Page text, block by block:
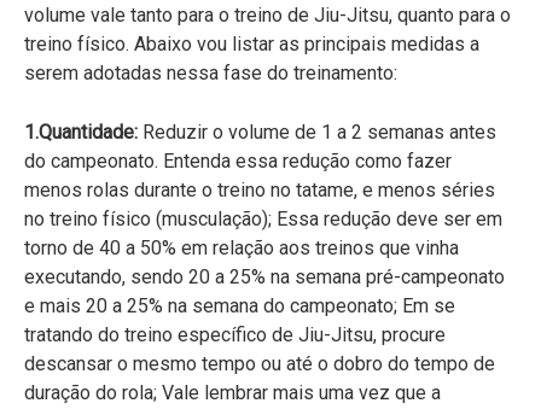
volume vale tanto para o treino de Jiu-Jitsu, quanto para o
treino físico. Abaixo vou listar as principais medidas a
serem adotadas nessa fase do treinamento:
1.Quantidade: Reduzir o volume de 1 a 2 semanas antes
do campeonato. Entenda essa redução como fazer
menos rolas durante o treino no tatame, e menos séries
no treino físico (musculação); Essa redução deve ser em
torno de 40 a 50% em relação aos treinos que vinha
executando, sendo 20 a 25% na semana pré-campeonato
e mais 20 a 25% na semana do campeonato; Em se
tratando do treino específico de Jiu-Jitsu, procure
descansar o mesmo tempo ou até o dobro do tempo de
duração do rola; Vale lembrar mais uma vez que a